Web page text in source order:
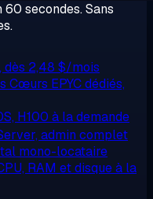
secondes. Sans
dès 2,48 $/mois
Cœurs EPYC dédiés,
H100 à la demande
admin complet
mono-locataire
RAM et disque à la